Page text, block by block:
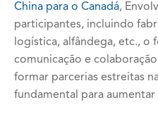
China para o Canadá,
participantes, incluindo
logística, alfândega, etc., o
comunicação e
formar parcerias estreitas
fundamental para